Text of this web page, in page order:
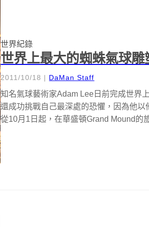
世界紀錄
世界上最大的蜘蛛氣球雕
2011/10/18 | DaMan Staff
知名氣球藝術家Adam Lee日前完成世界
還成功挑戰自己最深處的恐懼，因為他
從10月1日起，在華盛頓Grand Mound的